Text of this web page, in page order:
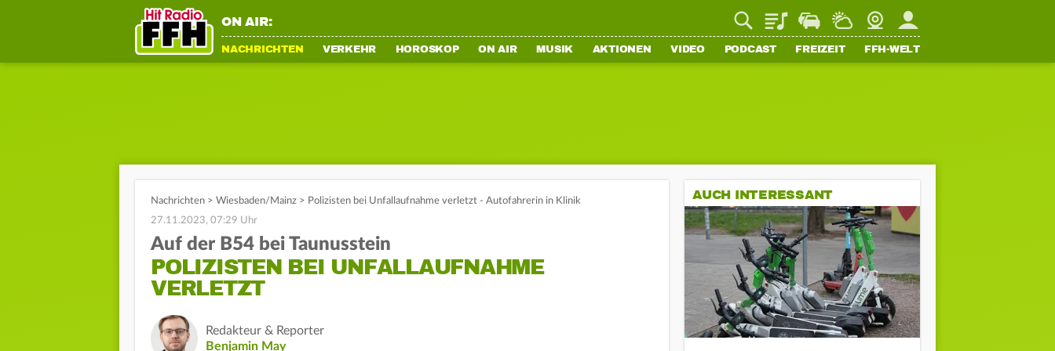
ON AIR: PlaylistStaupilotWetterWebcamMein FFH
NACHRICHTEN VERKEHR HOROSKOP ON AIR MUSIK AKTIONEN VIDEO PODCAST FREIZEIT FFH-WELT
Nachrichten > Wiesbaden/Mainz > Polizisten bei Unfallaufnahme verletzt - Autofahrerin in Klinik
27.11.2023, 07:29 Uhr
Auf der B54 bei Taunusstein
POLIZISTEN BEI UNFALLAUFNAHME
VERLETZT
Redakteur & Reporter
Benjamin May
AUCH INTERESSANT